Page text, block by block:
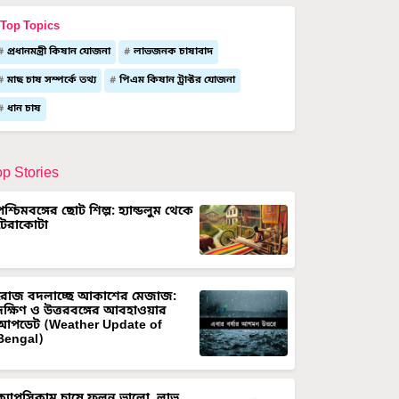
Topics
প্রধানমন্ত্রী কিষান যোজনা লাভজনক চাষাবাদ
মাছ চাষ সম্পর্কে তথ্য পিএম কিষান ট্রাক্টর যোজনা
ধান চাষ
Stories
ছোট শিল্প: হ্যান্ডলুম থেকে
বদলাচ্ছে আকাশের মেজাজ:
ও উত্তরবঙ্গের আবহাওয়ার
(Weather Update of